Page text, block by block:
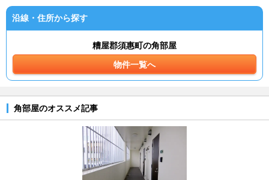
沿線・住所から探す
糟屋郡須惠町の角部屋
物件一覧へ
角部屋のオススメ記事